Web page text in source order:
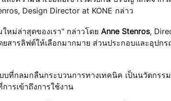
Design Director at KONE กล่าว
หม่ล่าสุดของเรา" กล่าวโดย Anne Stenros,
สารลิฟต์ให้เลือกมากมาย ส่วนประกอบและอุปกร
ที่กลมกลืนกระบวนการทางเทคนิค เป็นนวัตกรร
ารเข้าถึงการใช้งาน